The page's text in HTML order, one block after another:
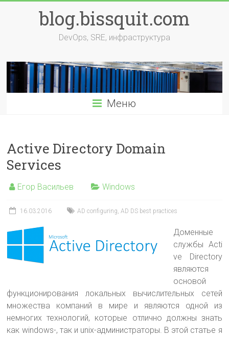
содержимомуblog.bissquit.com
DevOps, SRE, инфраструктура
Меню
Active Directory Domain
Services
Егор Васильев Windows
16.03.2016 AD configuring,AD DS best practices
Доменные
службы Acti
ve Directory
являются
основой
функционирования локальных вычислительных сетей
множества компаний в мире и являются одной из
немногих технологий, которые отлично должны знать
как windows-, так и unix-администраторы. В этой статье я